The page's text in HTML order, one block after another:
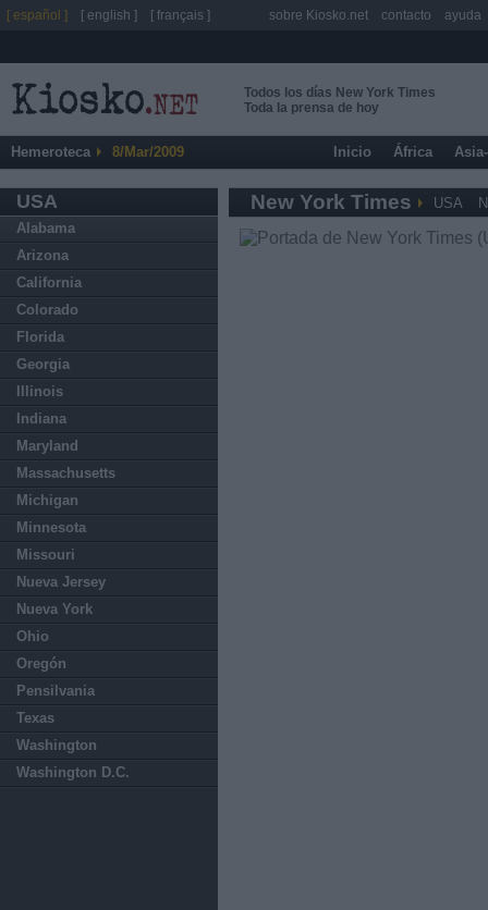
Todos los días New York Times
Toda la prensa de hoy
Hemeroteca 8/Mar/2009 Inicio África
USA
Alabama
Arizona
California
Colorado
Florida
Georgia
Illinois
Indiana
Maryland
Massachusetts
Michigan
Minnesota
Missouri
Nueva Jersey
Nueva York
Ohio
Oregón
Pensilvania
Texas
Washington
Washington D.C.
New York Times USA
[ español ] [ english ] [ français ] sobre Kiosko.net contacto ayuda